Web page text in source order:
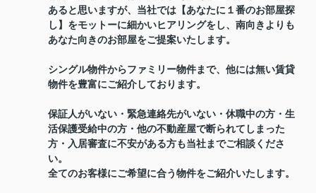
あると思いますが、当社では【あなたに１番のお部屋探
し】をモットーに細かいヒアリングをし、南向きよりも
あなた向きのお部屋をご提案いたします。
シングル物件からファミリー物件まで、他には無い賃貸
物件を豊富にご紹介しております。
保証人がいない・緊急連絡先がいない・休職中の方・生
活保護受給中の方・他の不動産屋で断られてしまった
方・入居審査に不安がある方も当社までご相談くださ
い。
全てのお客様にご希望に合う物件をご紹介いたします。